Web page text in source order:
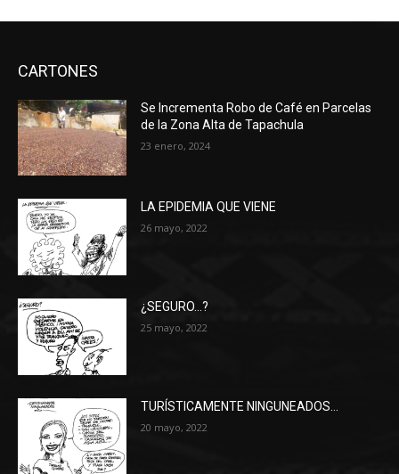
CARTONES
Se Incrementa Robo de Café en Parcelas
de la Zona Alta de Tapachula
23 enero, 2024
LA EPIDEMIA QUE VIENE
26 mayo, 2022
¿SEGURO…?
25 mayo, 2022
TURÍSTICAMENTE NINGUNEADOS…
20 mayo, 2022